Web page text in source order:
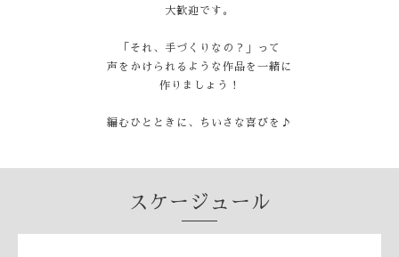
大歓迎です。
「それ、手づくりなの？」って
声をかけられるような作品を一緒に
作りましょう！
編むひとときに、ちいさな喜びを♪
スケージュール